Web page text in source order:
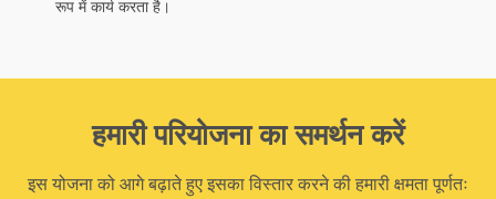
रूप में कार्य करता है।
हमारी परियोजना का समर्थन करें
इस योजना को आगे बढ़ाते हुए इसका विस्तार करने की हमारी क्षमता पूर्णतः